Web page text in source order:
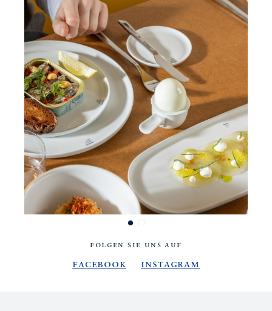
FOLGEN SIE UNS AUF
Facebook Instagram